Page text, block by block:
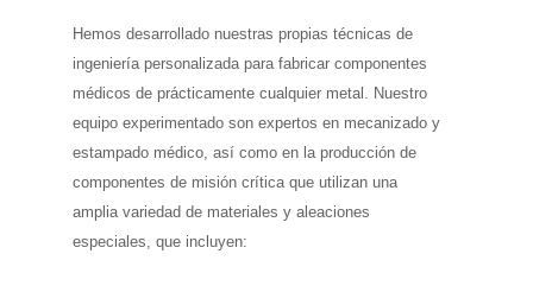
Hemos desarrollado nuestras propias técnicas de
ingeniería personalizada para fabricar componentes
médicos de prácticamente cualquier metal. Nuestro
equipo experimentado son expertos en mecanizado y
estampado médico, así como en la producción de
componentes de misión crítica que utilizan una
amplia variedad de materiales y aleaciones
especiales, que incluyen: